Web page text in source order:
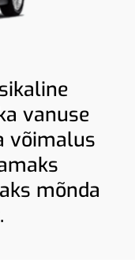
vanuse
võimalus
mõnda